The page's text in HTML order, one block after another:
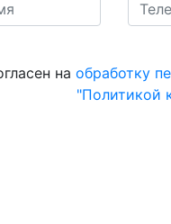
на обработку
"Политикой